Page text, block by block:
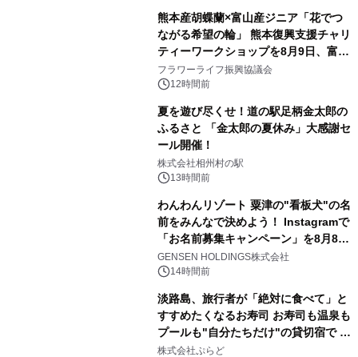
熊本産胡蝶蘭×富山産ジニア「花でつ
ながる希望の輪」 熊本復興支援チャリ
ティーワークショップを8月9日、富
山・射水で開催
フラワーライフ振興協議会
12時間前
夏を遊び尽くせ！道の駅足柄金太郎の
ふるさと 「金太郎の夏休み」大感謝セ
ール開催！
株式会社相州村の駅
13時間前
わんわんリゾート 粟津の"看板犬"の名
前をみんなで決めよう！ Instagramで
「お名前募集キャンペーン」を8月8日
(土)より開催
GENSEN HOLDINGS株式会社
14時間前
淡路島、旅行者が「絶対に食べて」と
すすめたくなるお寿司 お寿司も温泉も
プールも"自分たちだけ"の貸切宿で 1
日1組限定「岩屋温泉 絵島別庭 海と
株式会社ぷらど